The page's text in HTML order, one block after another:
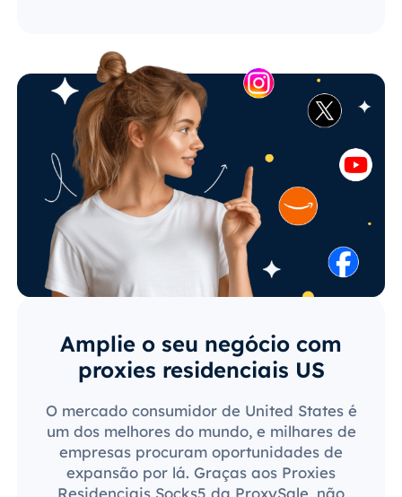
Amplie o seu negócio com
proxies residenciais US
O mercado consumidor de United States é
um dos melhores do mundo, e milhares de
empresas procuram oportunidades de
expansão por lá. Graças aos Proxies
Residenciais Socks5 da ProxySale, não